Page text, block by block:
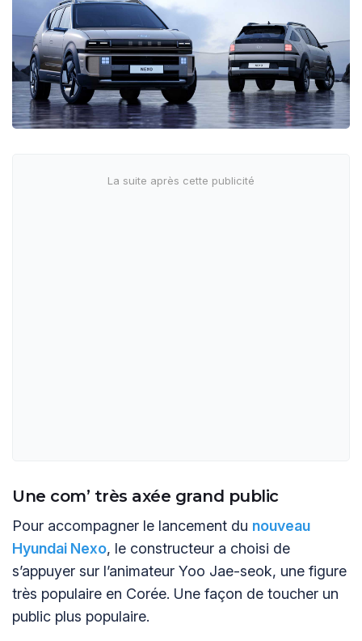
Une com’ très axée grand public
Pour accompagner le lancement du nouveau
Hyundai Nexo, le constructeur a choisi de
s’appuyer sur l’animateur Yoo Jae-seok, une figure
très populaire en Corée. Une façon de toucher un
public plus populaire.